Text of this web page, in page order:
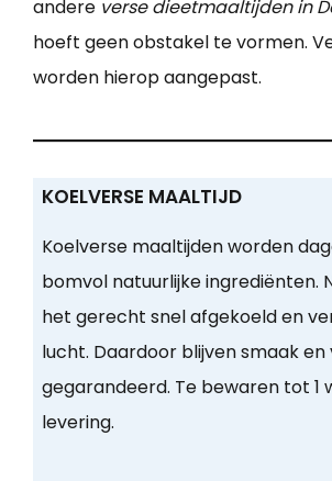
andere verse dieetmaaltijden in
hoeft geen obstakel te vormen.
worden hierop aangepast.
KOELVERSE MAALTIJD
Koelverse maaltijden worden
bomvol natuurlijke ingrediënten.
het gerecht snel afgekoeld en
lucht. Daardoor blijven smaak en
gegarandeerd. Te bewaren tot 1
levering.